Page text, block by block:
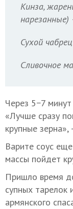
Кинза,
Сухой
Сливочное
Через 5−7
«Лучше сразу
крупные
Варите соус
массы пойдет
Пришло время
супных тарелок
армянского